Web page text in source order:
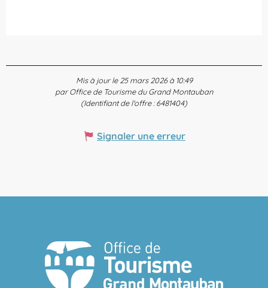
Mis à jour le 25 mars 2026 à 10:49
par Office de Tourisme du Grand Montauban
(Identifiant de l'offre :6481404)
Signaler une erreur